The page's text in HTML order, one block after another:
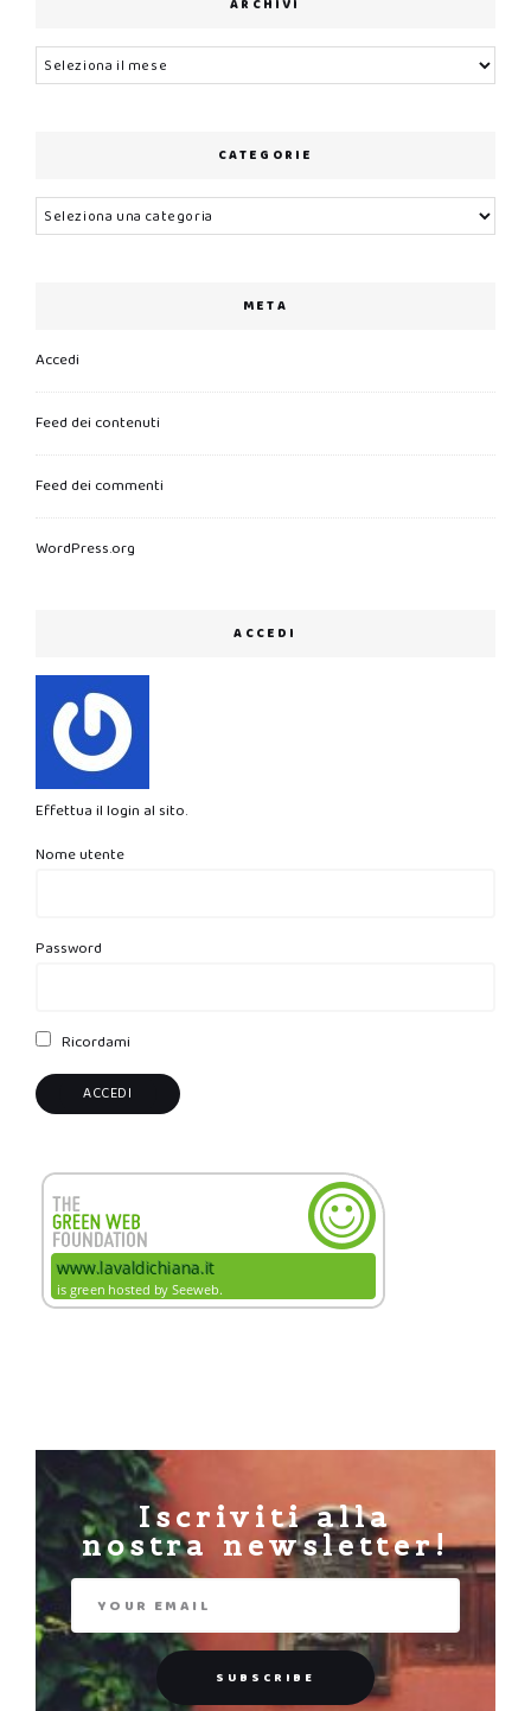
ARCHIVI
Archivi
CATEGORIE
Categorie
META
Accedi
Feed dei contenuti
Feed dei commenti
WordPress.org
ACCEDI
Effettua il login al sito.
Nome utente
Password
Ricordami
Iscriviti alla
nostra newsletter!